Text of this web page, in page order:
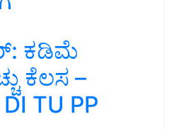
ಕಡಿಮೆ
ಕೆಲಸ –
TU PP